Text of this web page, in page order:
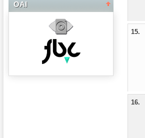
OAI
15.
16.